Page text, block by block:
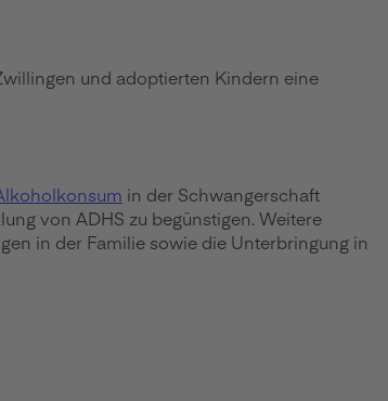
und adoptierten Kindern eine
in der Schwangerschaft
von ADHS zu begünstigen. Weitere
in der Familie sowie die Unterbringung in